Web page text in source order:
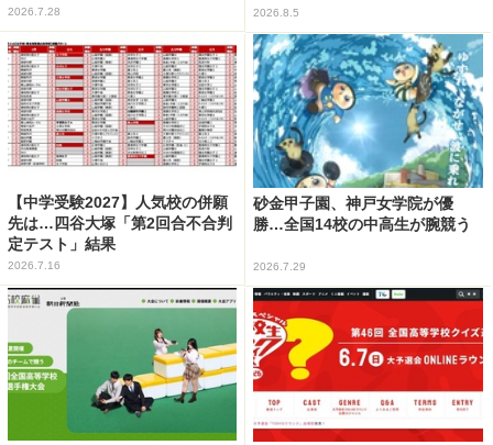
2026.7.28 2026.8.5
【中学受験2027】人気校の併願
先は…四谷大塚「第2回合不合判
定テスト」結果
2026.7.16
砂金甲子園、神戸女学院が優
勝…全国14校の中高生が腕競う
2026.7.29